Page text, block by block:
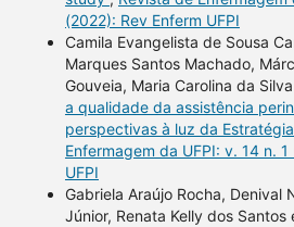
(2022): Rev Enferm UFPI
Camila Evangelista de Sousa
Marques Santos Machado,
Gouveia, Maria Carolina da
a qualidade da assistência
perspectivas à luz da
Enfermagem da UFPI: v. 14 n.
UFPI
Gabriela Araújo Rocha, Denival
Júnior, Renata Kelly dos Santos